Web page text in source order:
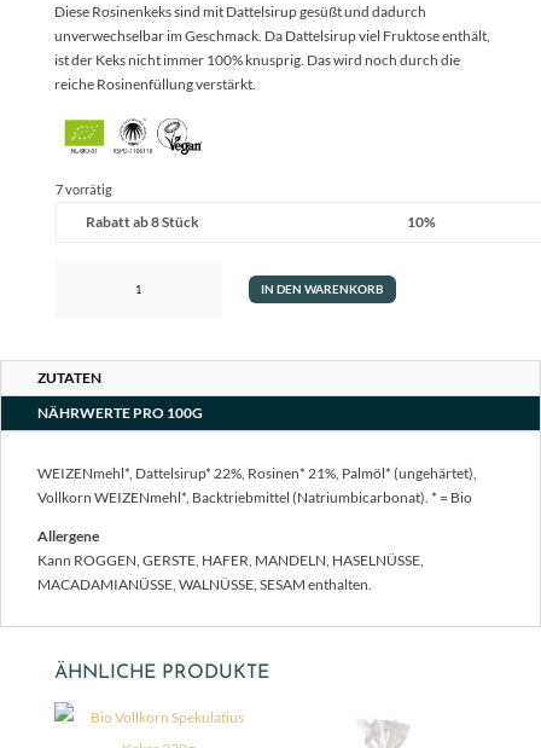
Diese Rosinenkeks sind mit Dattelsirup gesüßt und dadurch
unverwechselbar im Geschmack. Da Dattelsirup viel Fruktose enthält,
ist der Keks nicht immer 100% knusprig. Das wird noch durch die
reiche Rosinenfüllung verstärkt.
7 vorrätig
Rabatt ab 8 Stück 10%
IN DEN WARENKORB
ZUTATEN
NÄHRWERTE PRO 100G
WEIZENmehl*, Dattelsirup* 22%, Rosinen* 21%, Palmöl* (ungehärtet),
Vollkorn WEIZENmehl*, Backtriebmittel (Natriumbicarbonat). * = Bio
Allergene
Kann ROGGEN, GERSTE, HAFER, MANDELN, HASELNÜSSE,
MACADAMIANÜSSE, WALNÜSSE, SESAM enthalten.
ÄHNLICHE PRODUKTE